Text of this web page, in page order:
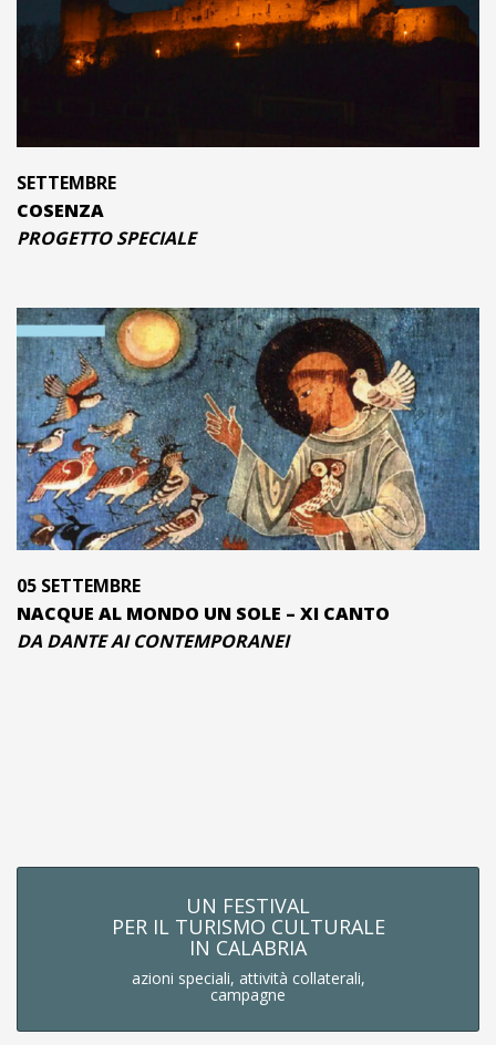
SETTEMBRE
COSENZA
PROGETTO SPECIALE
05 SETTEMBRE
NACQUE AL MONDO UN SOLE – XI CANTO
DA DANTE AI CONTEMPORANEI
UN FESTIVAL
PER IL TURISMO CULTURALE
IN CALABRIA
azioni speciali, attività collaterali,
campagne